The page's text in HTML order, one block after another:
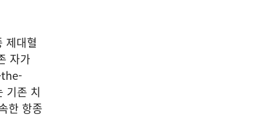
제대혈
자가
the-
기존 치
한 항종